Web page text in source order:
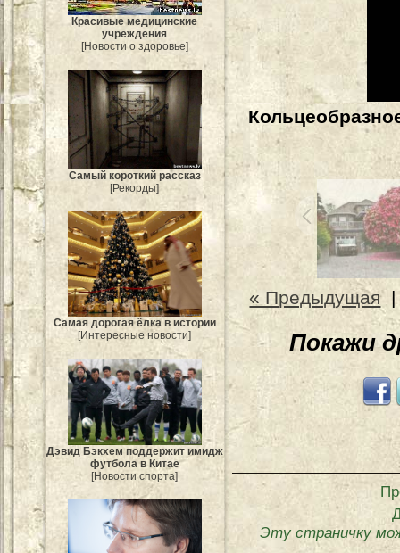
Красивые медицинские
учреждения
[Новости о здоровье]
Самый короткий рассказ
[Рекорды]
Самая дорогая ёлка в истории
[Интересные новости]
Дэвид Бэкхем поддержит имидж
футбола в Китае
[Новости спорта]
« Предыдущая
Покажи
Эту страничку